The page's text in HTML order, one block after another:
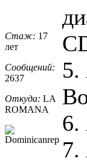
Стаж: 17
лет
Сообщений:
2637
Откуда: LA
ROMANA
5.
6.
7.